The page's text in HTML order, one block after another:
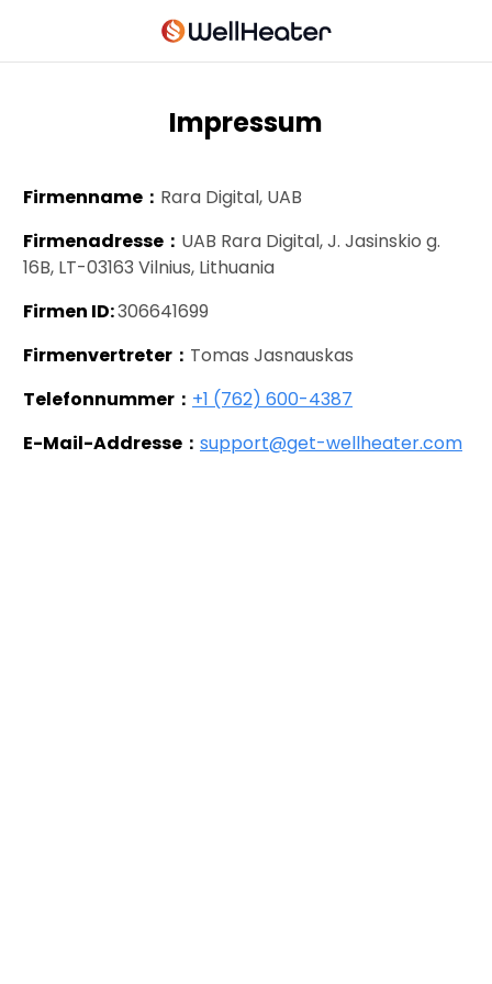
Impressum
Firmenname ： Rara Digital, UAB
Firmenadresse ： UAB Rara Digital, J. Jasinskio g.
16B, LT-03163 Vilnius, Lithuania
Firmen ID:306641699
Firmenvertreter ： Tomas Jasnauskas
Telefonnummer： +1 (762) 600-4387
E-Mail-Addresse： support@get-wellheater.com